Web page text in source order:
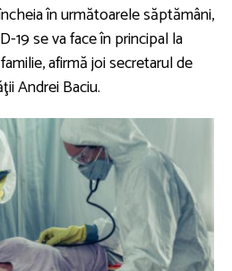
în următoarele săptămâni,
19 se va face în principal la
afirmă joi secretarul de
Andrei Baciu.